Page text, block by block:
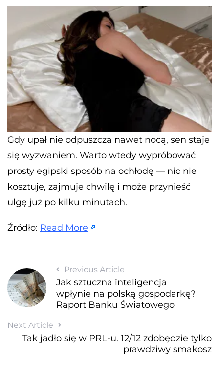
Gdy upał nie odpuszcza nawet nocą, sen staje
się wyzwaniem. Warto wtedy wypróbować
prosty egipski sposób na ochłodę — nic nie
kosztuje, zajmuje chwilę i może przynieść
ulgę już po kilku minutach.
Źródło: Read More
Previous Article
Jak sztuczna inteligencja
wpłynie na polską gospodarkę?
Raport Banku Światowego
Next Article
Tak jadło się w PRL-u. 12/12 zdobędzie tylko
prawdziwy smakosz